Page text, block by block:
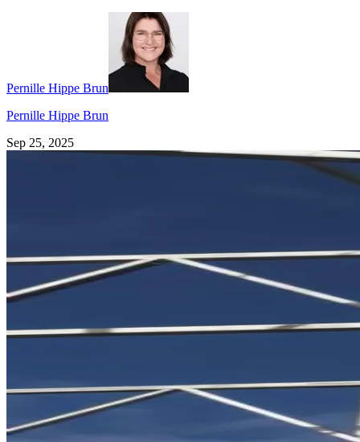
Pernille Hippe Brun
Pernille Hippe Brun
Sep 25, 2025